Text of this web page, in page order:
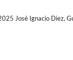
José Ignacio Diez,